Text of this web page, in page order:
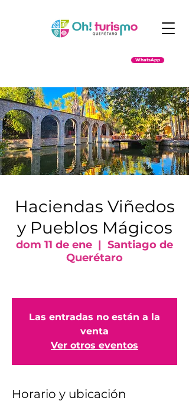
WhatsApp
Haciendas Viñedos
y Pueblos Mágicos
dom 11 de ene
  |
Santiago de
Querétaro
Las entradas no están a la
venta
Ver otros eventos
Horario y ubicación